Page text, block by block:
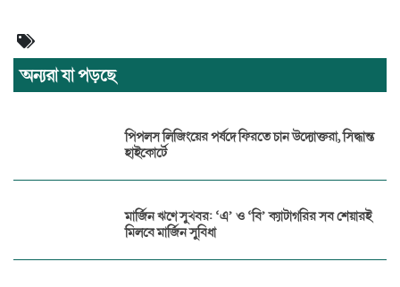
অন্যরা যা পড়ছে
পিপলস লিজিংয়ের পর্ষদে ফিরতে চান উদ্যোক্তরা, সিদ্ধান্ত
হাইকোর্টে
মার্জিন ঋণে সুখবর: ‘এ’ ও ‘বি’ ক্যাটাগরির সব শেয়ারই
মিলবে মার্জিন সুবিধা